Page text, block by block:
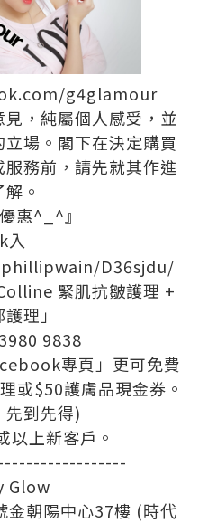
g4glamour
，純屬個人感受，並
場。閣下在決定購買
務前，請先就其作進
。
惠^_^』
入
D36sjdu/
緊肌抗皺護理 +
理」
9838
專頁」更可免費
或$50護膚品現金券。
先到先得)
以上新客戶。
Glow
金朝陽中心37樓 ( 時代